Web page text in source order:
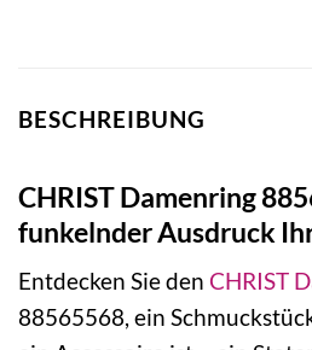
BESCHREIBUNG
CHRIST Damenring
funkelnder Ausdruck
Entdecken Sie den CHRIST
88565568, ein